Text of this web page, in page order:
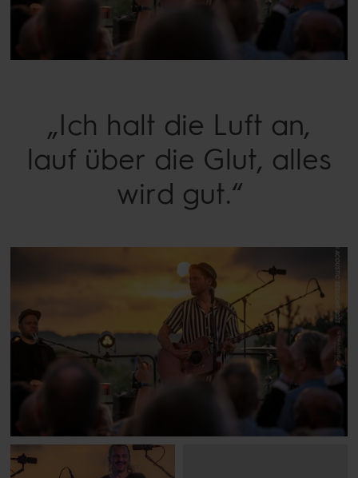
„Ich halt die Luft an,
lauf über die Glut, alles
wird gut.“